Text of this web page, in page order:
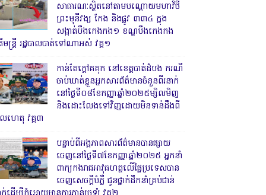
សាធារណៈស្ថិតនៅតាមបណ្ដោយមហាវិថី
ព្រះមុនីវង្ស កែង និងផ្លូវ ៣៣៤ ក្នុង
សង្កាត់បឹងកេងកង១ ខណ្ឌបឹងកេងកង
មន្ត្រី រដ្ឋបាលបាត់ទៅណាអស់ វគ្គ១
កាន់តែក្តៅគគុក នៅខេត្តបាត់ដំបង ករណី
ចាប់ឃាត់ខ្លួនអ្នកសារព័ត៌មានចំនួនពីរនាក់
នៅថ្ងៃទី០៨ខែកញ្ញាឆ្នាំ២០២៥ម្សិលមិញ
និងដោះលែងទៅវិញដោយមិនទាន់ដឹងពី
ហេតុ វគ្គ៣
បន្ទាប់ពីអង្គភាពសារព័ត៌មានបានផ្សាយ
ចេញនៅថ្ងៃទី៧ខែកញ្ញាឆ្នាំ២០២៥ អ្នកនាំ
ពាក្យកងរាជអាវុធហត្ថលើផ្ទៃប្រទេសបាន
ចេញសេចក្តីបំភ្លឺ ជូនថ្នាក់ដឹកនាំគ្រប់ជាន់